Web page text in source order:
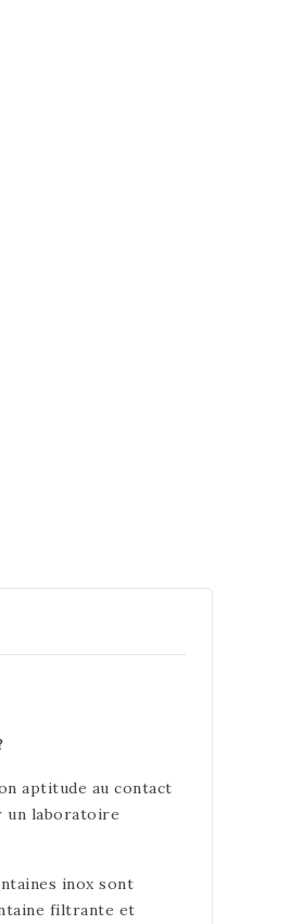
aptitude au contact
un laboratoire
inox sont
filtrante et